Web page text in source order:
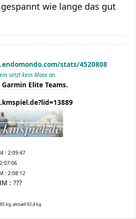
wie lange das gut
stats/4520808
setzt kein Moos an.
Garmin Elite Teams.
: 2:09:47
: 2:08:12
: ???
kg, aktuell 92,4 kg